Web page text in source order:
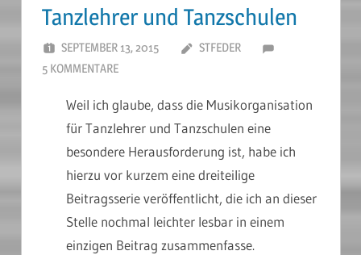
Tanzlehrer und Tanzschulen
SEPTEMBER 13, 2015
STFEDER
5 KOMMENTARE
Weil ich glaube, dass die Musikorganisation
für Tanzlehrer und Tanzschulen eine
besondere Herausforderung ist, habe ich
hierzu vor kurzem eine dreiteilige
Beitragsserie veröffentlicht, die ich an dieser
Stelle nochmal leichter lesbar in einem
einzigen Beitrag zusammenfasse.